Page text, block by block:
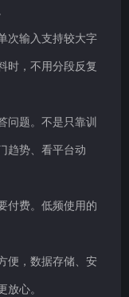
次输入支持较大字
时，不用分段反复
问题。不是只靠训
趋势、看平台动
付费。低频使用的
便，数据存储、安
心。